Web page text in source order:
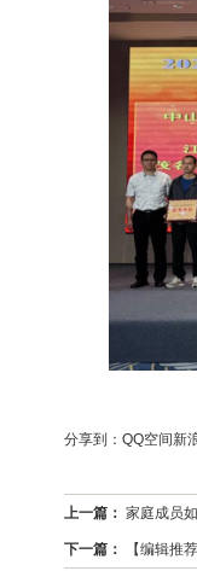
分享到： QQ空间新
上一篇： 家庭成员
下一篇： 【编辑推